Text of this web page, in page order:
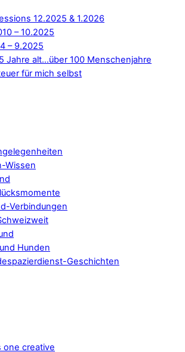
12.2025 & 1.2026
– 10.2025
– 9.2025
Jahre alt…über 100 Menschenjahre
für mich selbst
Wissen
Verbindungen
Hunden
Geschichten
one creative